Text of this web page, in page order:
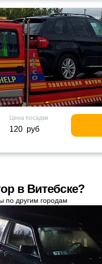
Цена посадки
120 руб
в Витебске?
по другим городам